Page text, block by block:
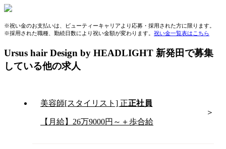
※祝い金のお支払いは、ビューティーキャリアより応募・採用された方に限ります。
※採用された職種、勤続日数により祝い金額が変わります。 祝い金一覧表はこちら
Ursus hair Design by HEADLIGHT 新発田で募集
している他の求人
美容師[スタイリスト] 正正社員
【月給】26万9000円～＋歩合給